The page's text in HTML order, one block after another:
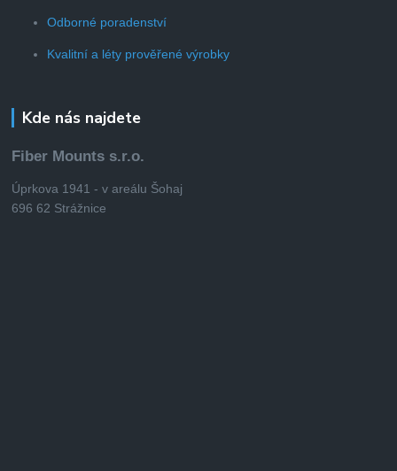
Odborné poradenství
Kvalitní a léty prověřené výrobky
Kde nás najdete
Fiber Mounts s.r.o.
Úprkova 1941 - v areálu Šohaj
696 62 Strážnice